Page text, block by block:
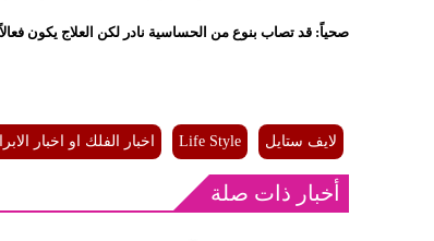
صحياً: قد تصاب بنوع من الحساسية نادر لكن العلاج يكون
لايف ستايل Life Style اخبار الفلك او اخبار
أخبار ذات صلة